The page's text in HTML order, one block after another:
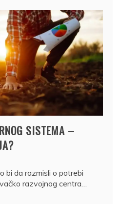
SISTEMA –
bi da razmisli o potrebi
razvojnog centra…